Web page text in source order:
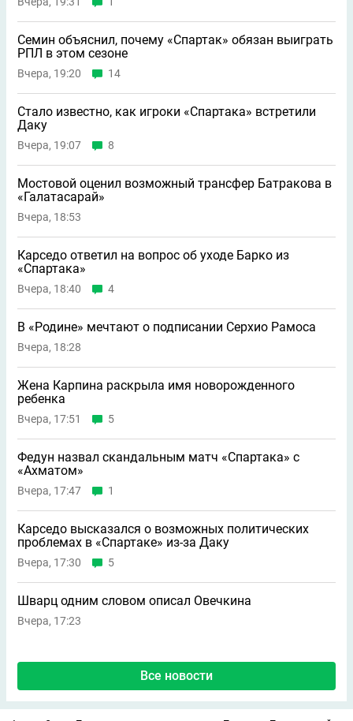
Семин объяснил, почему «Спартак» обязан выиграть
РПЛ в этом сезоне
Вчера, 19:20 14
Стало известно, как игроки «Спартака» встретили
Даку
Вчера, 19:07 8
Мостовой оценил возможный трансфер Батракова в
«Галатасарай»
Вчера, 18:53
Карседо ответил на вопрос об уходе Барко из
«Спартака»
Вчера, 18:40 4
В «Родине» мечтают о подписании Серхио Рамоса
Вчера, 18:28
Жена Карпина раскрыла имя новорождeнного
ребeнка
Вчера, 17:51 5
Федун назвал скандальным матч «Спартака» с
«Ахматом»
Вчера, 17:47 1
Карседо высказался о возможных политических
проблемах в «Спартаке» из-за Даку
Вчера, 17:30 5
Шварц одним словом описал Овечкина
Вчера, 17:23
Все новости